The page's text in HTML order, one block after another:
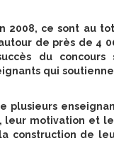
2008, ce sont au
de près de 4
du concours
qui
plusieurs
leur motivation et
construction de